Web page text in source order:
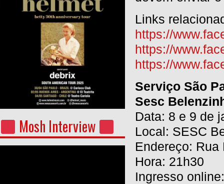
Mosh Interview
Links
https://
https://
https://
Serviço São
Sesc
Data: 8 e 9 de
Local: SESC
Endereço: Rua
Hora: 21h30
Ingresso